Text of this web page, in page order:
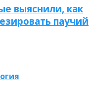
выяснили, как
паучий